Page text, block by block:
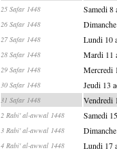
25 Safar 1448 Samedi 8
26 Safar 1448
27 Safar 1448 Lundi 10
28 Safar 1448 Mardi 11
29 Safar 1448 Mercredi
30 Safar 1448 Jeudi 13
31 Safar 1448 Vendredi
2 Rabi' al-awwal 1448 Samedi
3 Rabi' al-awwal 1448
4 Rabi' al-awwal 1448 Lundi 17